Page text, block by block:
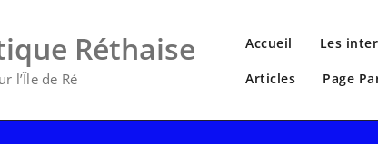
Réthaise
l’Île de Ré
Accueil Les
Articles Page